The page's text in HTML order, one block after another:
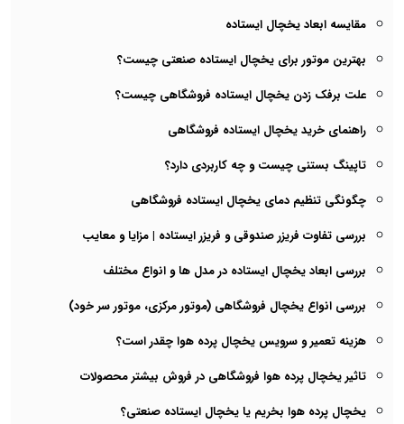
مقایسه ابعاد یخچال ایستاده
بهترین موتور برای یخچال ایستاده صنعتی چیست؟
علت برفک زدن یخچال ایستاده فروشگاهی چیست؟
راهنمای خرید یخچال ایستاده فروشگاهی
تاپینگ بستنی چیست و چه کاربردی دارد؟
چگونگی تنظیم دمای یخچال ایستاده فروشگاهی
بررسی تفاوت فریزر صندوقی و فریزر ایستاده | مزایا و معایب
بررسی ابعاد یخچال ایستاده در مدل ها و انواع مختلف
بررسی انواع یخچال فروشگاهی (موتور مرکزی، موتور سر خود)
هزینه تعمیر و سرویس یخچال پرده هوا چقدر است؟
تاثیر یخچال پرده هوا فروشگاهی در فروش بیشتر محصولات
یخچال پرده هوا بخریم یا یخچال ایستاده صنعتی؟